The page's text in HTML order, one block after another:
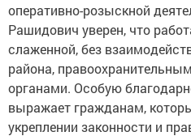
оперативно-розыскной
Рашидович уверен, что
слаженной, без
района,
органами. Особую
выражает гражданам,
укреплении законности и